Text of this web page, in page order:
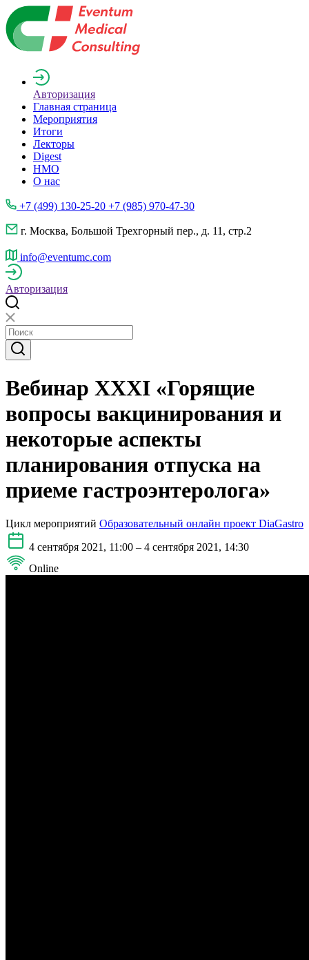
Авторизация
Главная страница
Мероприятия
Итоги
Лекторы
Digest
НМО
О нас
+7 (499) 130-25-20 +7 (985) 970-47-30
г. Москва, Большой Трехгорный пер., д. 11, стр.2
info@eventumc.com
Авторизация
Вебинар XXXI «Горящие
вопросы вакцинирования и
некоторые аспекты
планирования отпуска на
приеме гастроэнтеролога»
Цикл мероприятий Образовательный онлайн проект DiaGastro
4 сентября 2021, 11:00 – 4 сентября 2021, 14:30
Online